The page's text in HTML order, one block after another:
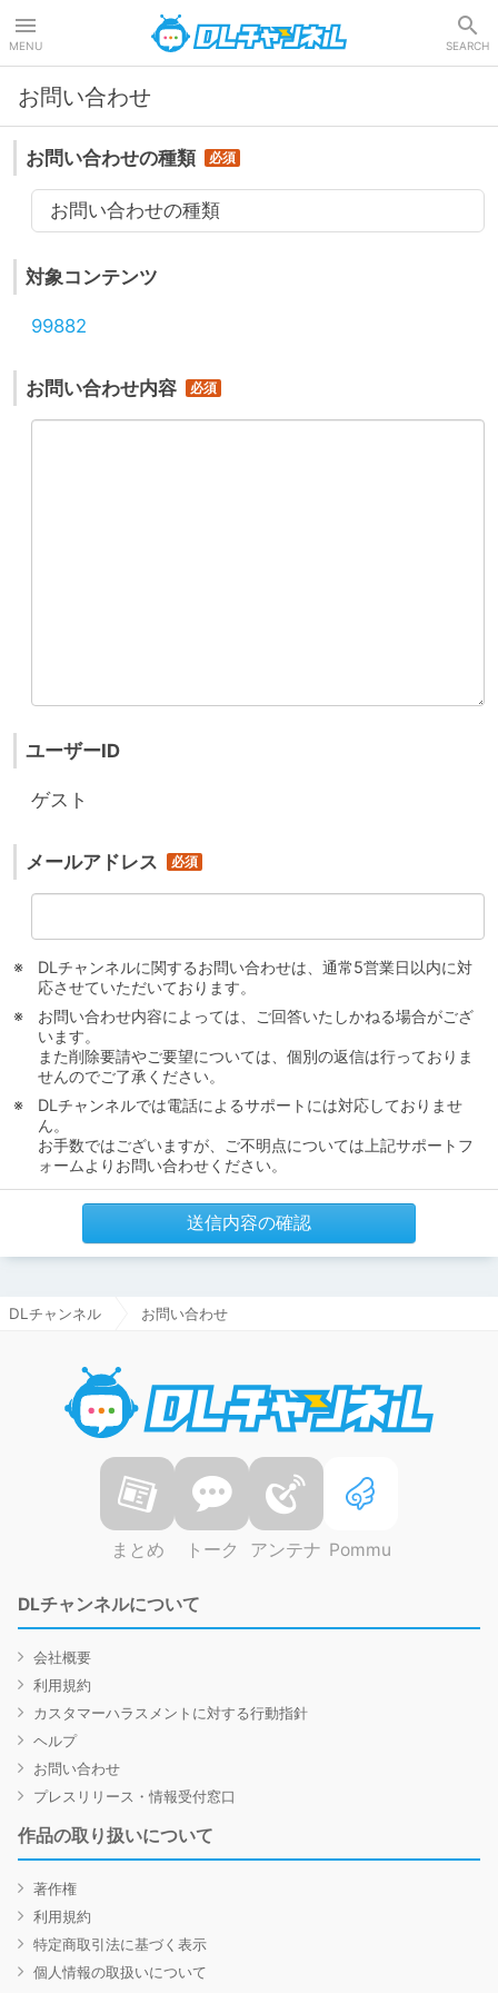
MENU SEARCH
お問い合わせ
お問い合わせの種類
お問い合わせの種類
対象コンテンツ
99882
お問い合わせ内容
ユーザーID
ゲスト
メールアドレス
DLチャンネルに関するお問い合わせは、通常5営業日以内に対
応させていただいております。
お問い合わせ内容によっては、ご回答いたしかねる場合がござ
います。
また削除要請やご要望については、個別の返信は行っておりま
せんのでご了承ください。
DLチャンネルでは電話によるサポートには対応しておりませ
ん。
お手数ではございますが、ご不明点については上記サポートフ
ォームよりお問い合わせください。
送信内容の確認
DLチャンネル お問い合わせ
まとめ トーク アンテナ Pommu
DLチャンネルについて
会社概要
利用規約
カスタマーハラスメントに対する行動指針
ヘルプ
お問い合わせ
プレスリリース・情報受付窓口
作品の取り扱いについて
著作権
利用規約
特定商取引法に基づく表示
個人情報の取扱いについて